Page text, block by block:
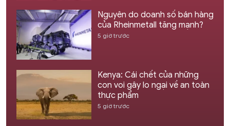
Nguyên do doanh số bán hàng
của Rheinmetall tăng mạnh?
5 giờ trước
Kenya: Cái chết của những
con voi gây lo ngại về an toàn
thực phẩm
5 giờ trước